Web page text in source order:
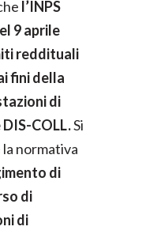
l’INPS
9 aprile
reddituali
fini della
di
COLL.Si
normativa
di
di
di